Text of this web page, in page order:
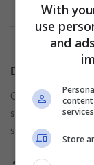
Direitos do
O Jovem
são
são eles:
Salário
With
use
and
content
Store